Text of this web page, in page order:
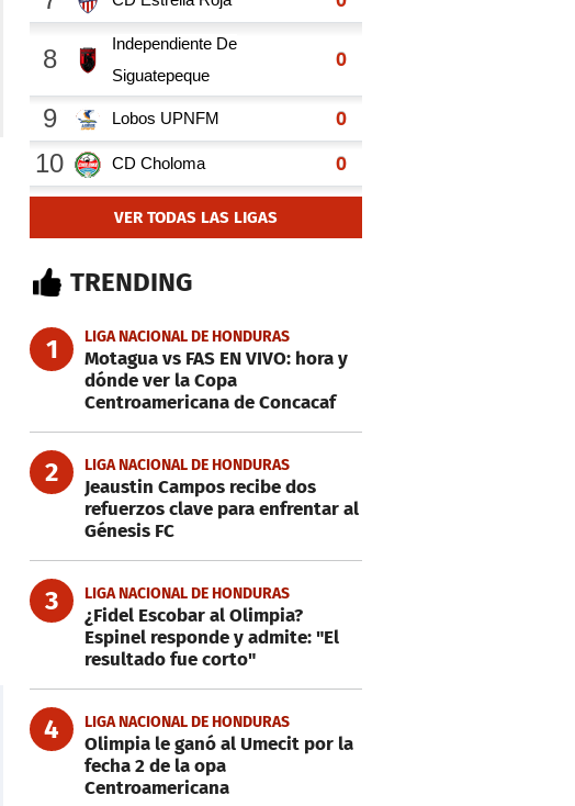
VER TODAS LAS LIGAS
TRENDING
1 LIGA NACIONAL DE HONDURAS
Motagua vs FAS EN VIVO: hora y
dónde ver la Copa
Centroamericana de Concacaf
2 LIGA NACIONAL DE HONDURAS
Jeaustin Campos recibe dos
refuerzos clave para enfrentar al
Génesis FC
3 LIGA NACIONAL DE HONDURAS
¿Fidel Escobar al Olimpia?
Espinel responde y admite: "El
resultado fue corto"
4 LIGA NACIONAL DE HONDURAS
Olimpia le ganó al Umecit por la
fecha 2 de la opa
Centroamericana